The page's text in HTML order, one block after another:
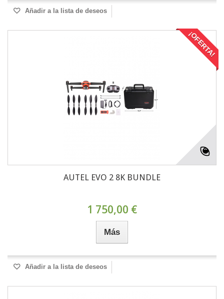
Añadir a la lista de deseos
¡OFERTA!
AUTEL EVO 2 8K BUNDLE
1 750,00 €
Más
Añadir a la lista de deseos